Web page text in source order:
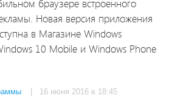
браузере встроенного
Новая версия приложения
в Магазине Windows
10 Mobile и Windows Phone
| 16 июня 2016 в 18:45